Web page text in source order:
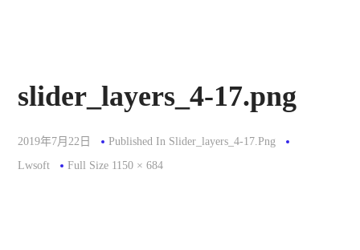
slider_layers_4-17.png
2019年7月22日 Published In Slider_layers_4-17.png
Lwsoft
Full
Full Size 1150 × 684